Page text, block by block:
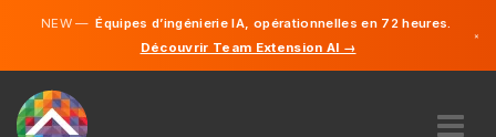
NEW —Équipes d’ingénierie IA, opérationnelles en 72 heures.
Découvrir Team Extension AI →
×